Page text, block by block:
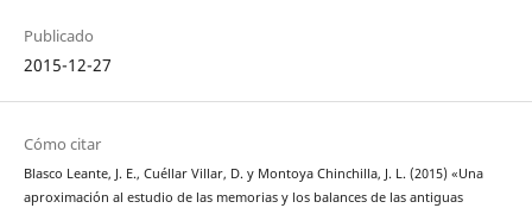
Publicado
2015-12-27
Cómo citar
Blasco Leante, J. E., Cuéllar Villar, D. y Montoya Chinchilla, J. L. (2015) «Una
aproximación al estudio de las memorias y los balances de las antiguas